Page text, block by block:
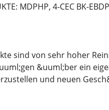
MDPHP, 4-CEC BK-
sind von sehr hoher
&uuml;ber ein
und neuen